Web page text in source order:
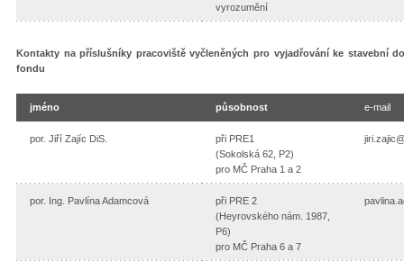
vyrozumění
Kontakty na příslušníky pracoviště vyčleněných pro vyjadřování ke stavební
fondu
jméno působnost e-mail
por. Jiří Zajíc DiS.
při PRE1
(Sokolská 62, P2)
pro MČ Praha 1 a 2
por. Ing. Pavlína Adamcová
při PRE 2
(Heyrovského nám. 1987,
P6)
pro MČ Praha 6 a 7